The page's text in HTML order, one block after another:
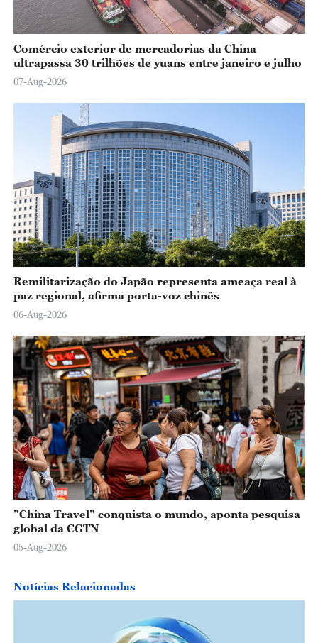
Comércio exterior de mercadorias da China
ultrapassa 30 trilhões de yuans entre janeiro e julho
07-Aug-2026
Remilitarização do Japão representa ameaça real à
paz regional, afirma porta-voz chinês
06-Aug-2026
"China Travel" conquista o mundo, aponta pesquisa
global da CGTN
05-Aug-2026
Notícias Relacionadas